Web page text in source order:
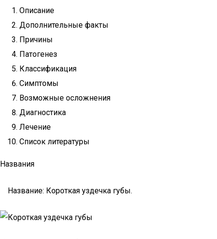
Описание
Дополнительные факты
Причины
Патогенез
Классификация
Симптомы
Возможные осложнения
Диагностика
Лечение
Список литературы
Названия
Название: Короткая уздечка губы.